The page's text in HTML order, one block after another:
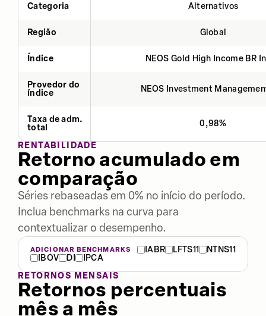
Categoria Alternativos
Região Global
Índice NEOS Gold High Income BR
Provedor do
índice
NEOS Investment
Taxa de adm.
total
0,98%
RENTABILIDADE
Retorno acumulado em
comparação
Séries rebaseadas em 0% no início do período.
Inclua benchmarks na curva para
contextualizar o desempenho.
ADICIONAR BENCHMARKS IABR LFTS11
NTNS11
IBOV
DI
IPCA
RETORNOS MENSAIS
Retornos percentuais
mês a mês